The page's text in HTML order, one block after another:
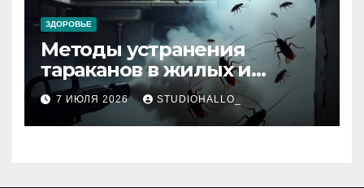
ЗДОРОВЬЕ
Методы устранения
тараканов в жилых и
нежилых помещениях
7 ИЮЛЯ 2026 STUDIOHALLO_